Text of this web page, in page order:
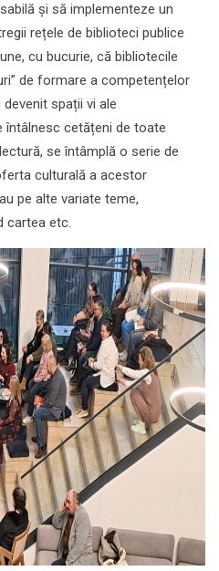
și să implementeze un
rețele de biblioteci publice
cu bucurie, că bibliotecile
de formare a competențelor
spații vi ale
cetățeni de toate
se întâmplă o serie de
culturală a acestor
pe alte variate teme,
cartea etc.